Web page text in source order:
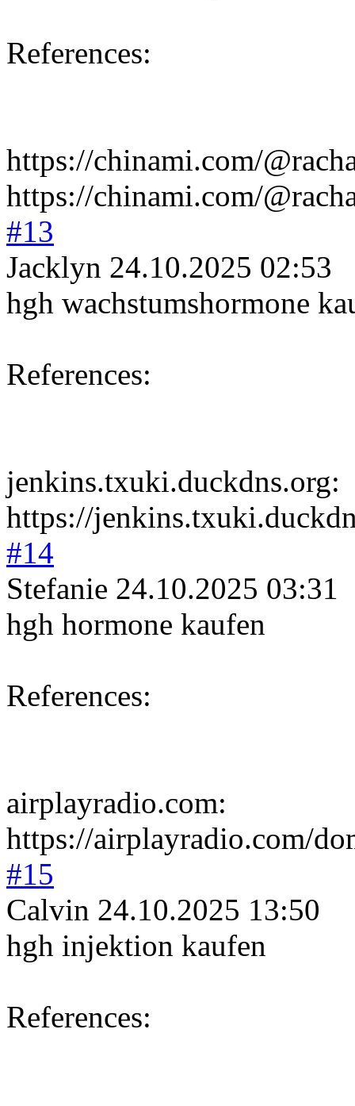
References:
https://chinami.com/
https://chinami.com/
#13
Jacklyn 24.10.2025 02:53
hgh wachstumshormone
References:
jenkins.txuki.duckdns.org:
https://
#14
Stefanie 24.10.2025 03:31
hgh hormone kaufen
References:
airplayradio.com:
https://airplayradio.com/
#15
Calvin 24.10.2025 13:50
hgh injektion kaufen
References: